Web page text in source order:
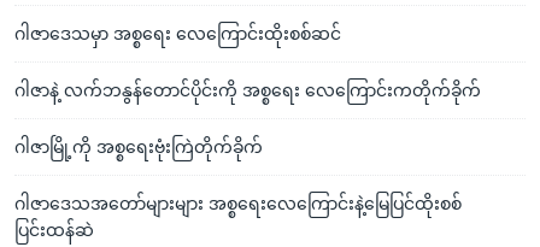
ဂါဇာဒေသမှာ အစ္စရေး လေကြောင်းထိုးစစ်ဆင်
ဂါဇာနဲ့ လက်ဘနွန်တောင်ပိုင်းကို အစ္စရေး လေကြောင်းကတိုက်ခိုက်
ဂါဇာမြို့ကို အစ္စရေးဗုံးကြဲတိုက်ခိုက်
ဂါဇာဒေသအတော်များများ အစ္စရေးလေကြောင်းနဲ့မြေပြင်ထိုးစစ်
ပြင်းထန်ဆဲ